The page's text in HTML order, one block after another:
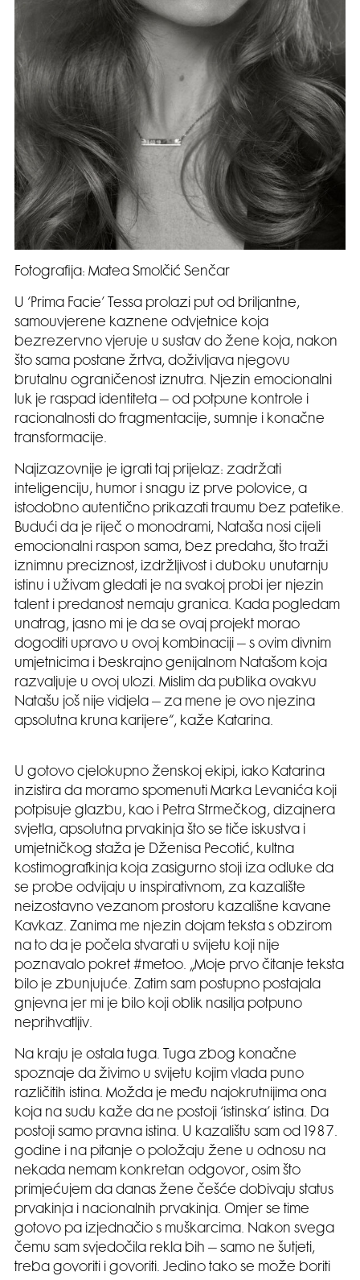
Fotografija: Matea Smolčić Senčar
U ‘Prima Facie’ Tessa prolazi put od briljantne,
samouvjerene kaznene odvjetnice koja
bezrezervno vjeruje u sustav do žene koja, nakon
što sama postane žrtva, doživljava njegovu
brutalnu ograničenost iznutra. Njezin emocionalni
luk je raspad identiteta – od potpune kontrole i
racionalnosti do fragmentacije, sumnje i konačne
transformacije.
Najizazovnije je igrati taj prijelaz: zadržati
inteligenciju, humor i snagu iz prve polovice, a
istodobno autentično prikazati traumu bez patetike.
Budući da je riječ o monodrami, Nataša nosi cijeli
emocionalni raspon sama, bez predaha, što traži
iznimnu preciznost, izdržljivost i duboku unutarnju
istinu i uživam gledati je na svakoj probi jer njezin
talent i predanost nemaju granica. Kada pogledam
unatrag, jasno mi je da se ovaj projekt morao
dogoditi upravo u ovoj kombinaciji – s ovim divnim
umjetnicima i beskrajno genijalnom Natašom koja
razvaljuje u ovoj ulozi. Mislim da publika ovakvu
Natašu još nije vidjela – za mene je ovo njezina
apsolutna kruna karijere“, kaže Katarina.
U gotovo cjelokupno ženskoj ekipi, iako Katarina
inzistira da moramo spomenuti Marka Levanića koji
potpisuje glazbu, kao i Petra Strmečkog, dizajnera
svjetla, apsolutna prvakinja što se tiče iskustva i
umjetničkog staža je Dženisa Pecotić, kultna
kostimografkinja koja zasigurno stoji iza odluke da
se probe odvijaju u inspirativnom, za kazalište
neizostavno vezanom prostoru kazališne kavane
Kavkaz. Zanima me njezin dojam teksta s obzirom
na to da je počela stvarati u svijetu koji nije
poznavalo pokret #metoo. „Moje prvo čitanje teksta
bilo je zbunjujuće. Zatim sam postupno postajala
gnjevna jer mi je bilo koji oblik nasilja potpuno
neprihvatljiv.
Na kraju je ostala tuga. Tuga zbog konačne
spoznaje da živimo u svijetu kojim vlada puno
različitih istina. Možda je među najokrutnijima ona
koja na sudu kaže da ne postoji ‘istinska’ istina. Da
postoji samo pravna istina. U kazalištu sam od 1987.
godine i na pitanje o položaju žene u odnosu na
nekada nemam konkretan odgovor, osim što
primjećujem da danas žene češće dobivaju status
prvakinja i nacionalnih prvakinja. Omjer se time
gotovo pa izjednačio s muškarcima. Nakon svega
čemu sam svjedočila rekla bih – samo ne šutjeti,
treba govoriti i govoriti. Jedino tako se može boriti